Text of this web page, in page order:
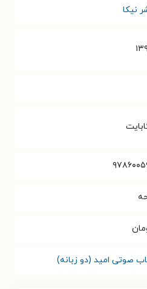
نیکا
۲۹
صوتی امید (دو زبانه)